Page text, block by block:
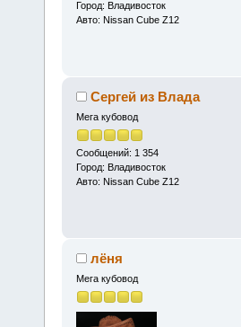
Город: Владивосток
Авто: Nissan Cube Z12
Сергей из Влада
Мега кубовод
Сообщений: 1 354
Город: Владивосток
Авто: Nissan Cube Z12
лёня
Мега кубовод